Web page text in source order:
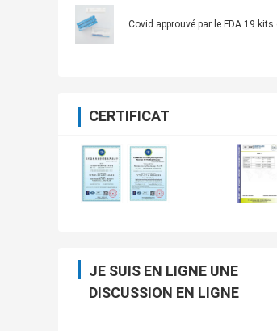
Covid approuvé par le FDA 19
CERTIFICAT
JE SUIS EN LIGNE UNE
DISCUSSION EN LIGNE